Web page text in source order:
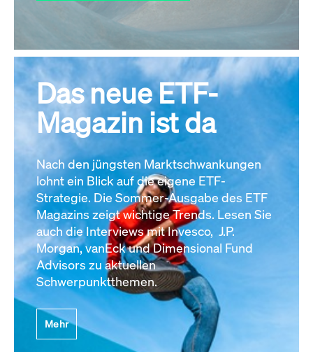
Alle Events
Das neue ETF-
Magazin ist da
Nach den jüngsten Marktschwankungen
lohnt ein Blick auf die eigene ETF-
Strategie. Die Sommer-Ausgabe des ETF
Magazins zeigt wichtige Trends. Lesen Sie
auch die Interviews mit Invesco, J.P.
Morgan, vanEck und Dimensional Fund
Advisors zu aktuellen
Schwerpunktthemen.
Mehr